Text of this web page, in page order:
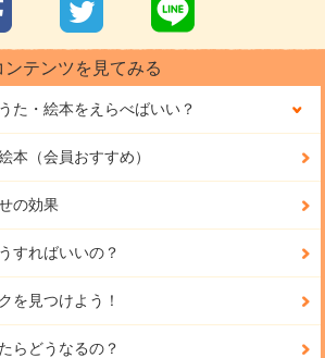
テンツを見てみる
うた・絵本をえらべばいい？
本（会員おすすめ）
の効果
すればいいの？
を見つけよう！
らどうなるの？